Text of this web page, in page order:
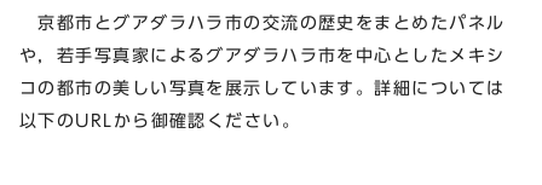
京都市とグアダラハラ市の交流の歴史をまとめたパネル
や，若手写真家によるグアダラハラ市を中心としたメキシ
コの都市の美しい写真を展示しています。詳細については
以下のURLから御確認ください。